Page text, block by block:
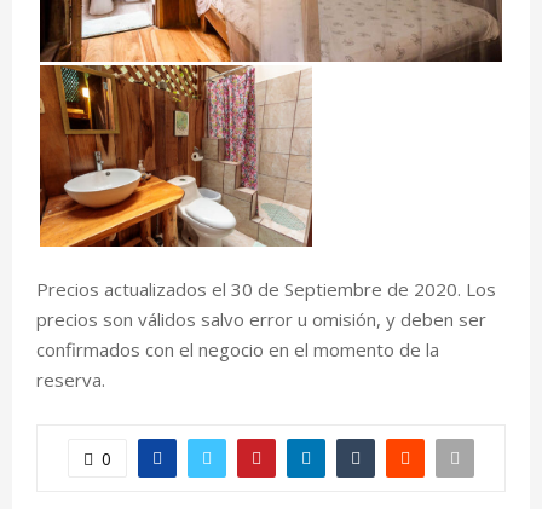
Precios actualizados el 30 de Septiembre de 2020. Los
precios son válidos salvo error u omisión, y deben ser
confirmados con el negocio en el momento de la
reserva.
0